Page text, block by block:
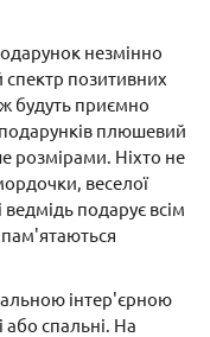
незмінно
спектр позитивних
будуть приємно
плюшевий
розмірами. Ніхто не
веселої
ведмідь подарує всім
інтер'єрною
або спальні. На